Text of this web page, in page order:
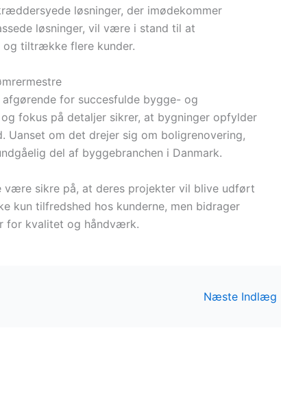
løsninger, der imødekommer
løsninger, vil være i stand til at
tiltrække flere kunder.
for succesfulde bygge- og
fokus på detaljer sikrer, at bygninger opfylder
om det drejer sig om boligrenovering,
del af byggebranchen i Danmark.
sikre på, at deres projekter vil blive udført
kun tilfredshed hos kunderne, men bidrager
for kvalitet og håndværk.
Næste Indlæg